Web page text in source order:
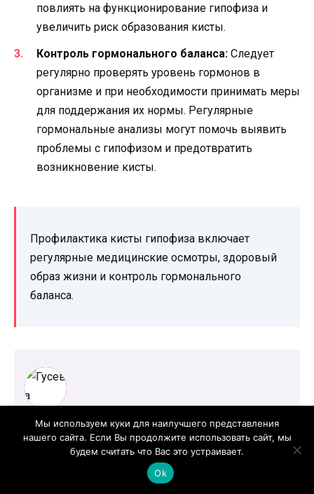
повлиять на функционирование гипофиза и
увеличить риск образования кисты.
Контроль гормонального баланса: Следует
регулярно проверять уровень гормонов в
организме и при необходимости принимать меры
для поддержания их нормы. Регулярные
гормональные анализы могут помочь выявить
проблемы с гипофизом и предотвратить
возникновение кисты.
Профилактика кисты гипофиза включает
регулярные медицинские осмотры, здоровый
образ жизни и контроль гормонального
баланса.
Гусева Маргарита Михайловна
Эндокринолог, терапевт. Стаж 30 лет. Врач высшей
категории.
Мы используем куки для наилучшего представления
нашего сайта. Если Вы продолжите использовать сайт, мы
будем считать что Вас это устраивает.
Ok